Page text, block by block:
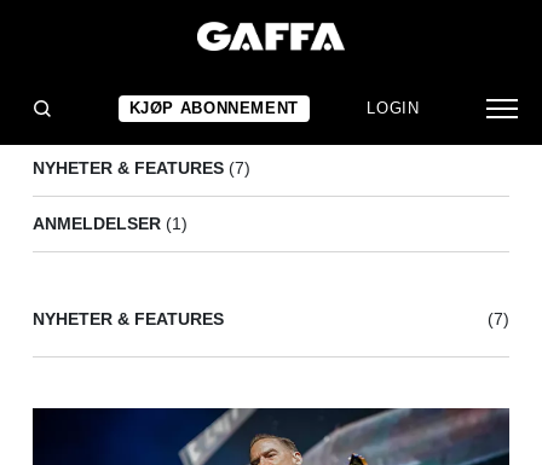
KJØP ABONNEMENT LOGIN
NYHETER & FEATURES (7)
ANMELDELSER (1)
NYHETER & FEATURES (7)